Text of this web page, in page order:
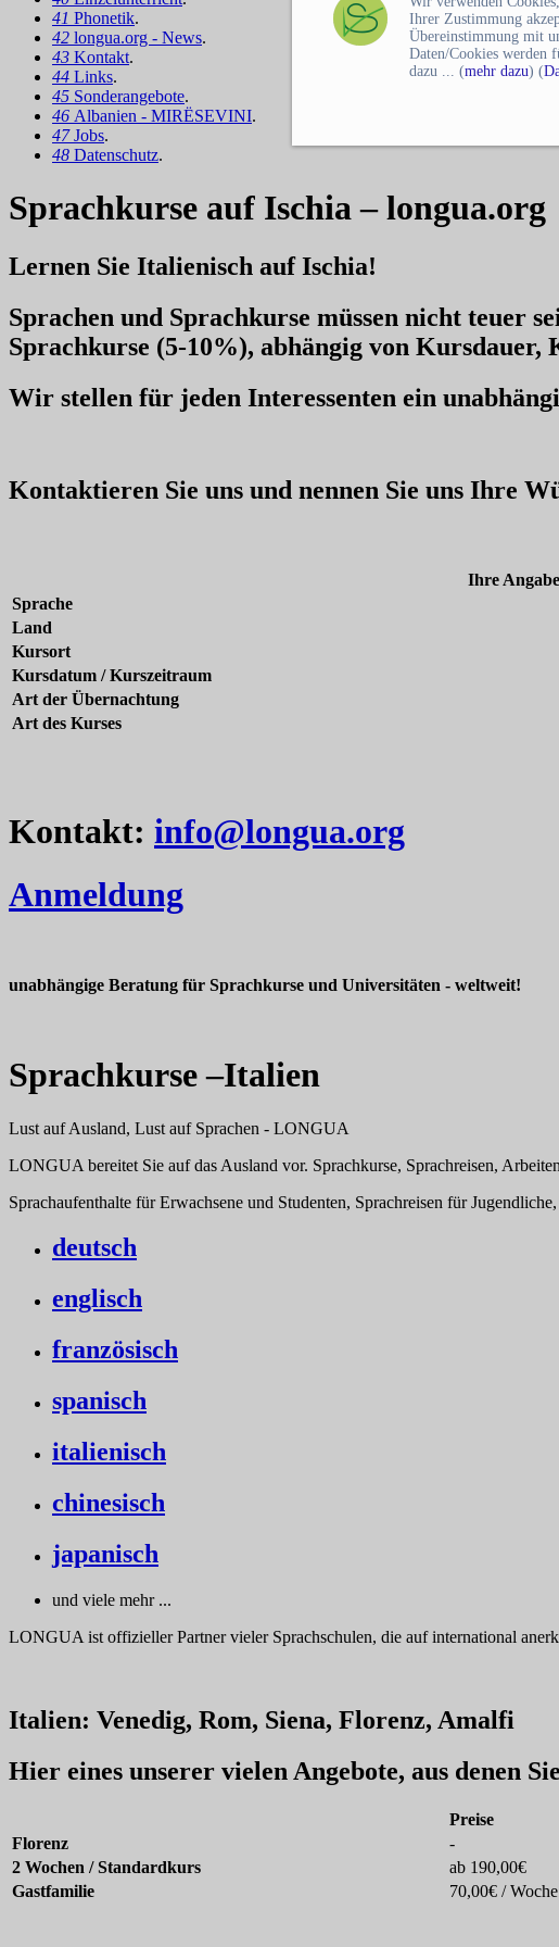
41 Phonetik.
42 longua.org - News.
43 Kontakt.
44 Links.
45 Sonderangebote.
46 Albanien - MIRËSEVINI.
47Jobs.
48 Datenschutz.
Ihrer Zustimmung
Übereinstimmung mit
Daten/Cookies werden
dazu ... (mehr dazu) (
Sprachkurse auf Ischia – longua.org
Lernen Sie Italienisch auf Ischia!
Sprachen und Sprachkurse müssen nicht teuer
Sprachkurse (5-10%), abhängig von
Wir stellen für jeden Interessenten ein
Kontaktieren Sie uns und nennen Sie uns Ihre
Ihre
Sprache
Land
Kursort
Kursdatum / Kurszeitraum
Art der Übernachtung
Art des Kurses
Kontakt: info@longua.org
Anmeldung
unabhängige Beratung für Sprachkurse und Universitäten - weltweit!
Sprachkurse –Italien
Lust auf Ausland, Lust auf Sprachen - LONGUA
LONGUA bereitet Sie auf das Ausland vor. Sprachkurse, Sprachreisen,
Sprachaufenthalte für Erwachsene und Studenten, Sprachreisen für
deutsch
englisch
französisch
spanisch
italienisch
chinesisch
japanisch
und viele mehr ...
LONGUA ist offizieller Partner vieler Sprachschulen, die auf international
Italien: Venedig, Rom, Siena, Florenz, Amalfi
Hier eines unserer vielen Angebote, aus denen
Preise
Florenz
-
2 Wochen / Standardkurs
ab 190,00€
Gastfamilie
70,00€ / Woche